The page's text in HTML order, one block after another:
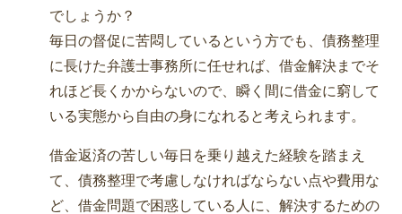
でしょうか？
毎日の督促に苦悶しているという方でも、債務整理
に長けた弁護士事務所に任せれば、借金解決までそ
れほど長くかからないので、瞬く間に借金に窮して
いる実態から自由の身になれると考えられます。
借金返済の苦しい毎日を乗り越えた経験を踏まえ
て、債務整理で考慮しなければならない点や費用な
ど、借金問題で困惑している人に、解決するための